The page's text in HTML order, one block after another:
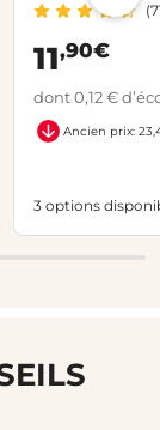
11,90€
dont 0,12 €
Ancien prix:
3 options